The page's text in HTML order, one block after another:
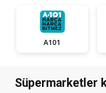
A101
Süpermarketler